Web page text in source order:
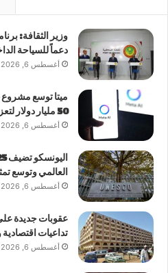
وزير الثقافة:
دعماً للسياحة
أغسطس 6, 2026
ميتا توسع مشروع
50 مليار دولار لتعزيز قدراتها في الذكاء الاصطناعي
أغسطس 6, 2026
العالمي وتوسع
أغسطس 6, 2026
عقوبات جديدة
تداعيات
أغسطس 6, 2026